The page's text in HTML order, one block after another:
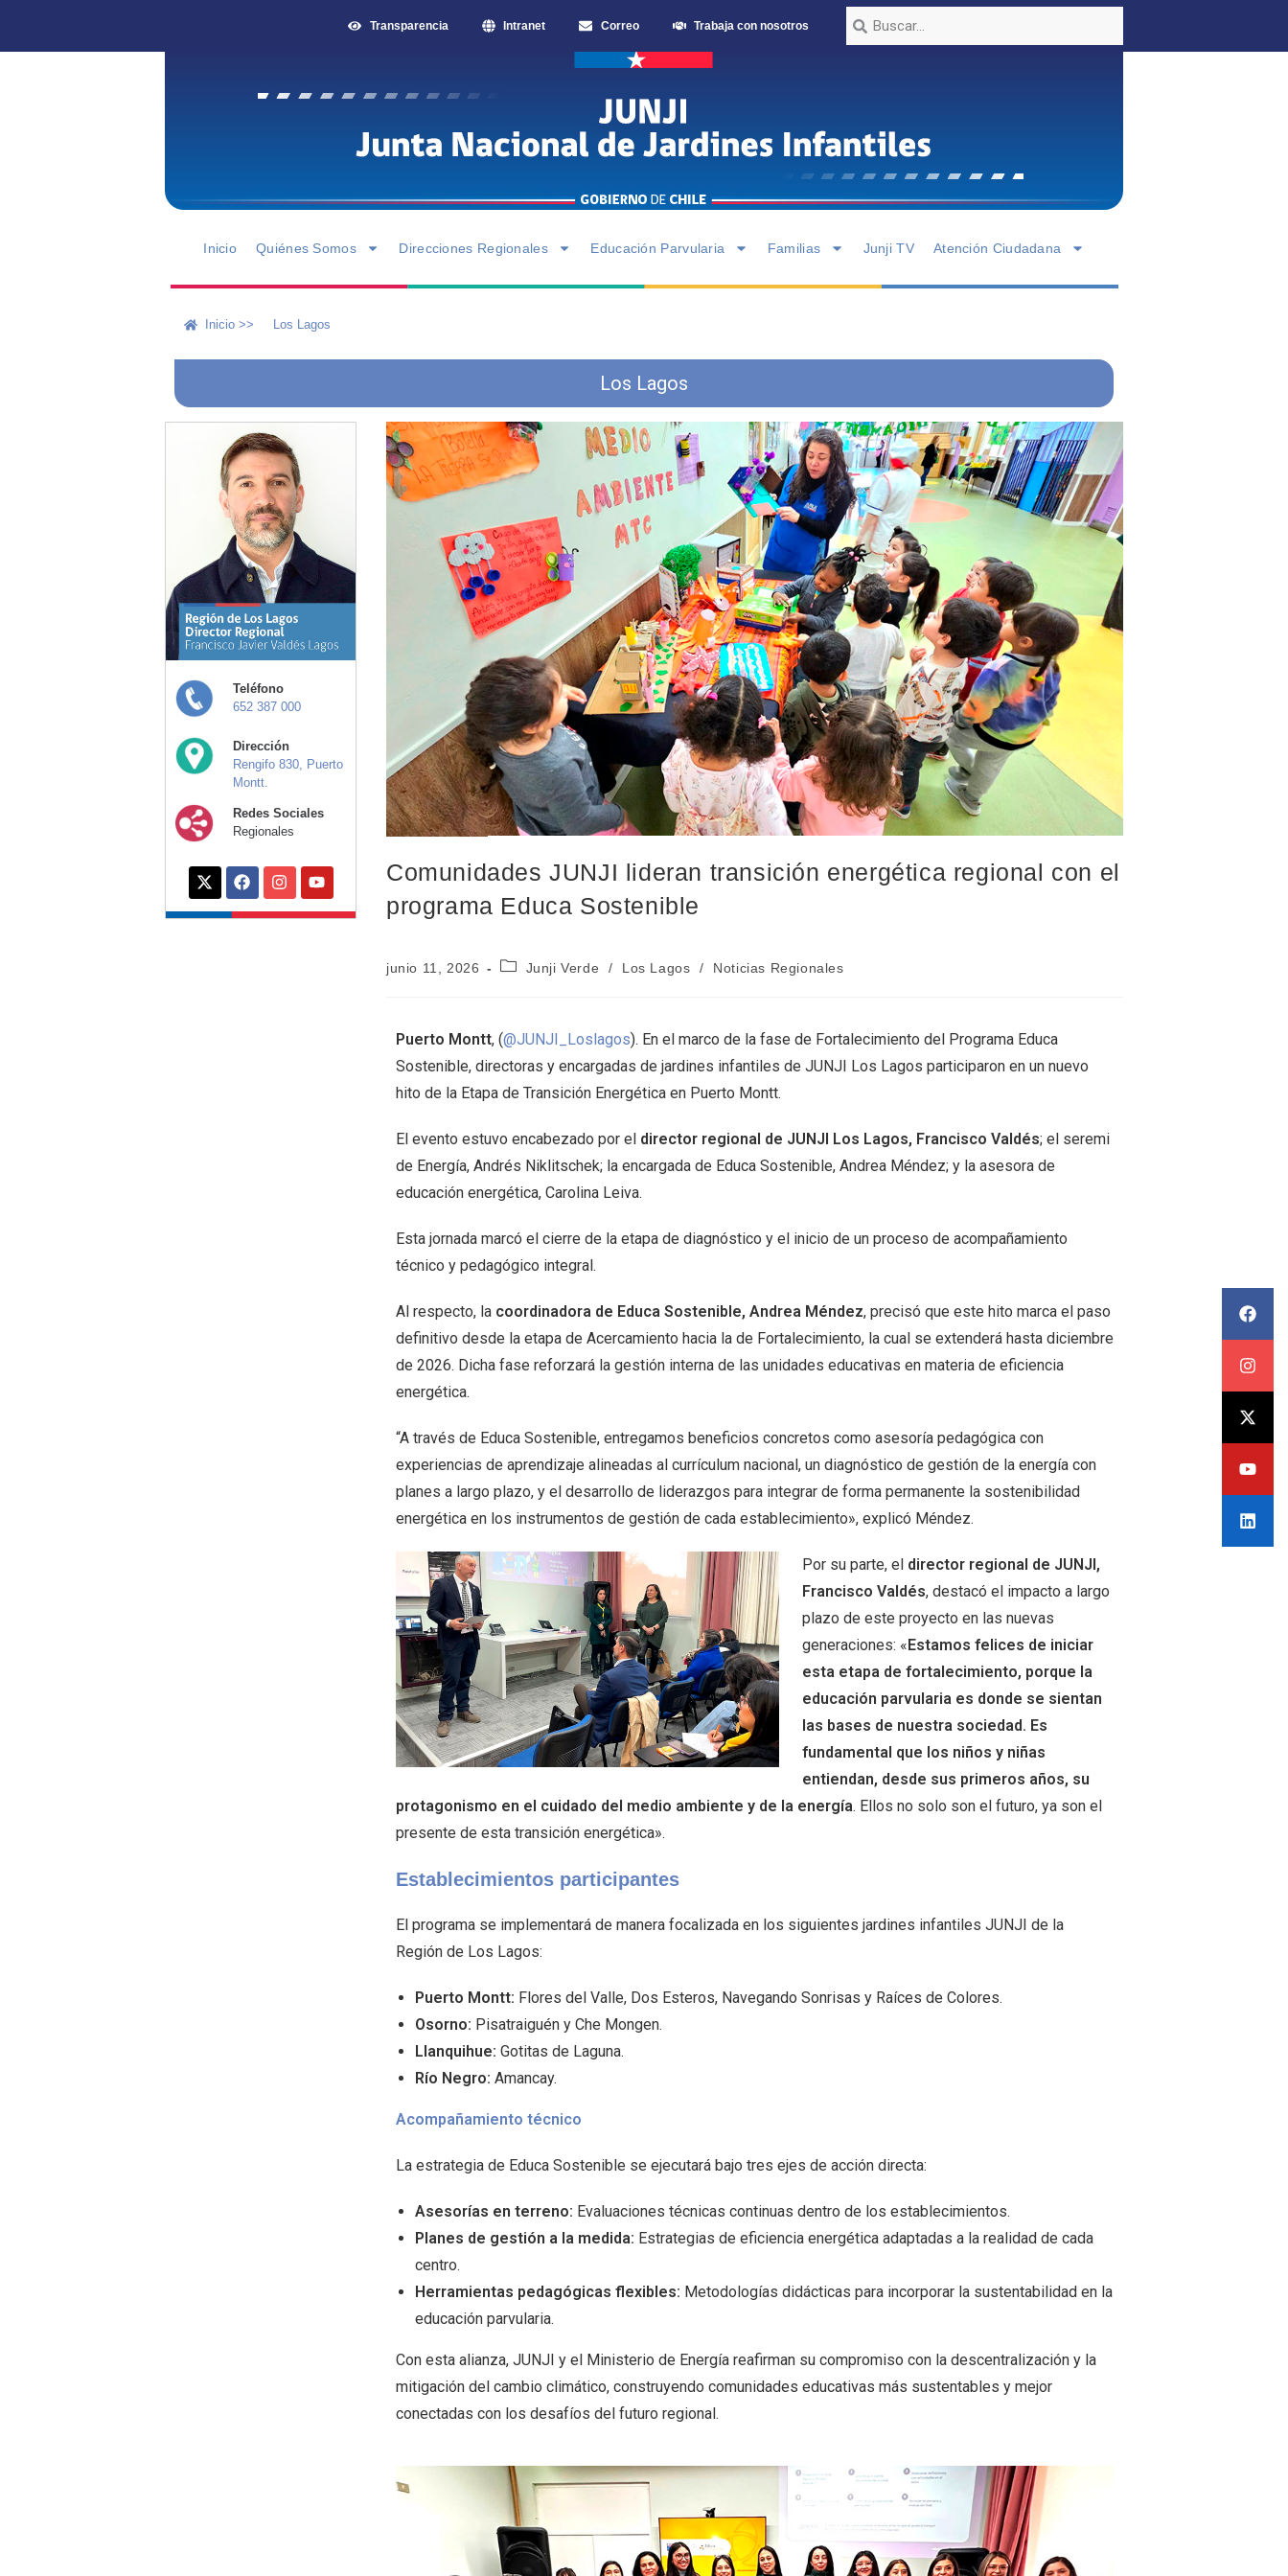
Transparencia Intranet Correo Trabaja con nosotros
Inicio Quiénes Somos Direcciones Regionales Educación Parvularia Familias Junji TV Atención Ciudadana
Inicio >> Los Lagos
Los Lagos
Teléfono
652 387 000
Dirección
Rengifo 830, Puerto
Montt.
Redes Sociales
Regionales
Comunidades JUNJI lideran transición energética regional con el
programa Educa Sostenible
junio 11, 2026 Junji Verde / Los Lagos / Noticias Regionales
Puerto Montt, (@JUNJI_Loslagos). En el marco de la fase de Fortalecimiento del Programa Educa
Sostenible, directoras y encargadas de jardines infantiles de JUNJI Los Lagos participaron en un nuevo
hito de la Etapa de Transición Energética en Puerto Montt.
El evento estuvo encabezado por el director regional de JUNJI Los Lagos, Francisco Valdés; el seremi
de Energía, Andrés Niklitschek; la encargada de Educa Sostenible, Andrea Méndez; y la asesora de
educación energética, Carolina Leiva.
Esta jornada marcó el cierre de la etapa de diagnóstico y el inicio de un proceso de acompañamiento
técnico y pedagógico integral.
Al respecto, la coordinadora de Educa Sostenible, Andrea Méndez, precisó que este hito marca el paso
definitivo desde la etapa de Acercamiento hacia la de Fortalecimiento, la cual se extenderá hasta diciembre
de 2026. Dicha fase reforzará la gestión interna de las unidades educativas en materia de eficiencia
energética.
“A través de Educa Sostenible, entregamos beneficios concretos como asesoría pedagógica con
experiencias de aprendizaje alineadas al currículum nacional, un diagnóstico de gestión de la energía con
planes a largo plazo, y el desarrollo de liderazgos para integrar de forma permanente la sostenibilidad
energética en los instrumentos de gestión de cada establecimiento», explicó Méndez.
Por su parte, el director regional de JUNJI,
Francisco Valdés, destacó el impacto a largo
plazo de este proyecto en las nuevas
generaciones: «Estamos felices de iniciar
esta etapa de fortalecimiento, porque la
educación parvularia es donde se sientan
las bases de nuestra sociedad. Es
fundamental que los niños y niñas
entiendan, desde sus primeros años, su
protagonismo en el cuidado del medio ambiente y de la energía. Ellos no solo son el futuro, ya son el
presente de esta transición energética».
Establecimientos participantes
El programa se implementará de manera focalizada en los siguientes jardines infantiles JUNJI de la
Región de Los Lagos:
Puerto Montt: Flores del Valle, Dos Esteros, Navegando Sonrisas y Raíces de Colores.
Osorno: Pisatraiguén y Che Mongen.
Llanquihue: Gotitas de Laguna.
Río Negro: Amancay.
Acompañamiento técnico
La estrategia de Educa Sostenible se ejecutará bajo tres ejes de acción directa:
Asesorías en terreno: Evaluaciones técnicas continuas dentro de los establecimientos.
Planes de gestión a la medida: Estrategias de eficiencia energética adaptadas a la realidad de cada
centro.
Herramientas pedagógicas flexibles: Metodologías didácticas para incorporar la sustentabilidad en la
educación parvularia.
Con esta alianza, JUNJI y el Ministerio de Energía reafirman su compromiso con la descentralización y la
mitigación del cambio climático, construyendo comunidades educativas más sustentables y mejor
conectadas con los desafíos del futuro regional.